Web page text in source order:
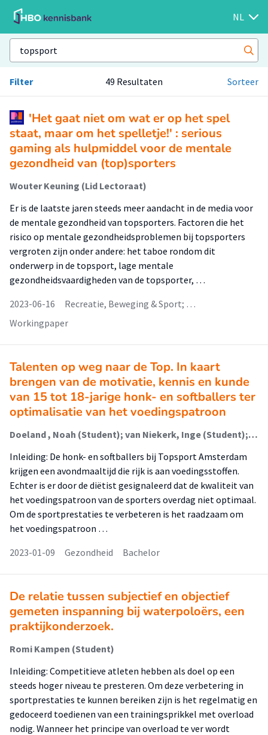
NL
Filter 49 Resultaten Sorteer
'Het gaat niet om wat er op het spel
staat, maar om het spelletje!' : serious
gaming als hulpmiddel voor de mentale
gezondheid van (top)sporters
Wouter Keuning (Lid Lectoraat)
Er is de laatste jaren steeds meer aandacht in de media voor
de mentale gezondheid van topsporters. Factoren die het
risico op mentale gezondheidsproblemen bij topsporters
vergroten zijn onder andere: het taboe rondom dit
onderwerp in de topsport, lage mentale
gezondheidsvaardigheden van de topsporter, …
2023-06-16
Recreatie, Beweging & Sport; …
Workingpaper
Talenten op weg naar de Top. In kaart
brengen van de motivatie, kennis en kunde
van 15 tot 18-jarige honk- en softballers ter
optimalisatie van het voedingspatroon
Doeland , Noah (Student); van Niekerk, Inge (Student); Traa, Arno; Ambergen, Anne-Marijke; Wouters, Mark
Inleiding: De honk- en softballers bij Topsport Amsterdam
krijgen een avondmaaltijd die rijk is aan voedingsstoffen.
Echter is er door de diëtist gesignaleerd dat de kwaliteit van
het voedingspatroon van de sporters overdag niet optimaal.
Om de sportprestaties te verbeteren is het raadzaam om
het voedingspatroon …
2023-01-09
Gezondheid Bachelor
De relatie tussen subjectief en objectief
gemeten inspanning bij waterpoloërs, een
praktijkonderzoek.
Romi Kampen (Student)
Inleiding: Competitieve atleten hebben als doel op een
steeds hoger niveau te presteren. Om deze verbetering in
sportprestaties te kunnen bereiken zijn is het regelmatig en
gedoceerd toedienen van een trainingsprikkel met overload
nodig. Wanneer het principe van overload te ver wordt